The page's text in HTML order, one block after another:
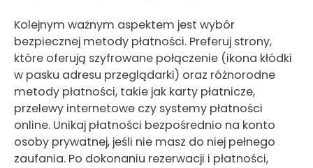
Kolejnym ważnym aspektem jest wybór
bezpiecznej metody płatności. Preferuj strony,
które oferują szyfrowane połączenie (ikona kłódki
w pasku adresu przeglądarki) oraz różnorodne
metody płatności, takie jak karty płatnicze,
przelewy internetowe czy systemy płatności
online. Unikaj płatności bezpośrednio na konto
osoby prywatnej, jeśli nie masz do niej pełnego
zaufania. Po dokonaniu rezerwacji i płatności,